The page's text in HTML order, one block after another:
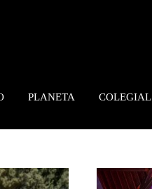
PLANETA COLEGIAL